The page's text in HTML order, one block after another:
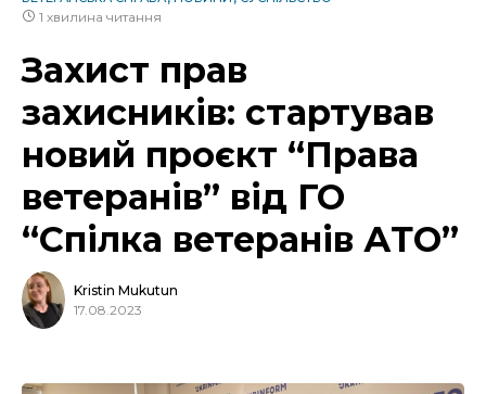
1 хвилина читання
Захист прав
захисників: стартував
новий проєкт “Права
ветеранів” від ГО
“Спілка ветеранів АТО”
Kristin Mukutun
17.08.2023